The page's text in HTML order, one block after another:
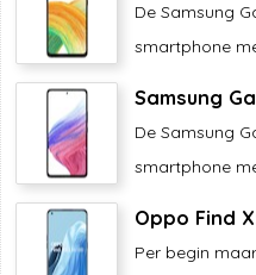
De Samsung
smartphone
Samsung
De Samsung
smartphone
Oppo Find
Per begin